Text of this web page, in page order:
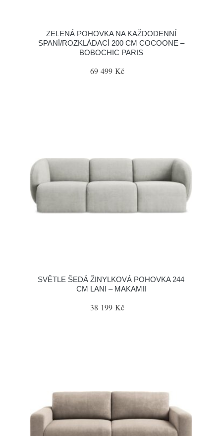
ZELENÁ POHOVKA NA KAŽDODENNÍ
SPANÍ/ROZKLÁDACÍ 200 CM COCOONE –
BOBOCHIC PARIS
69 499 Kč
SVĚTLE ŠEDÁ ŽINYLKOVÁ POHOVKA 244
CM LANI – MAKAMII
38 199 Kč